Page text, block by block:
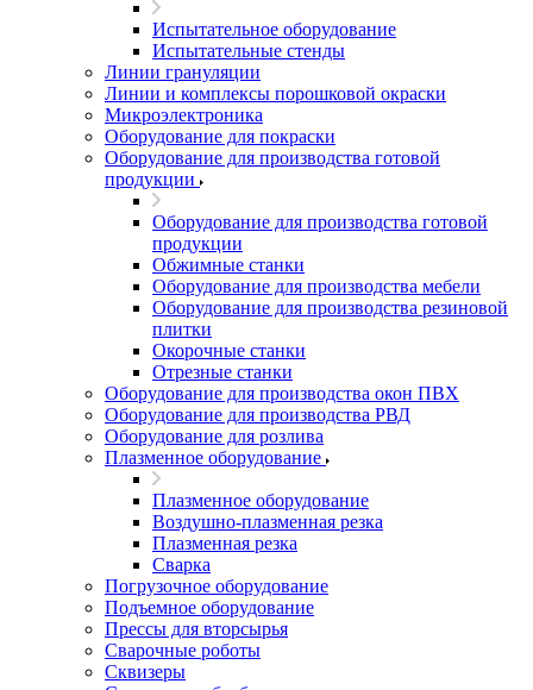
Испытательное оборудование
Испытательные стенды
Линии грануляции
Линии и комплексы порошковой окраски
Микроэлектроника
Оборудование для покраски
Оборудование для производства готовой
продукции
Оборудование для производства готовой
продукции
Обжимные станки
Оборудование для производства мебели
Оборудование для производства резиновой
плитки
Окорочные станки
Отрезные станки
Оборудование для производства окон ПВХ
Оборудование для производства РВД
Оборудование для розлива
Плазменное оборудование
Плазменное оборудование
Воздушно-плазменная резка
Плазменная резка
Сварка
Погрузочное оборудование
Подъемное оборудование
Прессы для вторсырья
Сварочные роботы
Сквизеры